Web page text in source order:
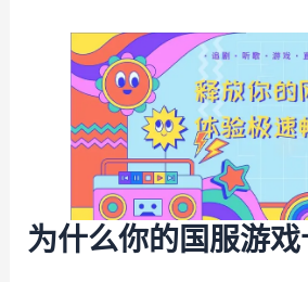
为什么你的国服游戏